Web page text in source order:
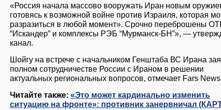
«Россия начала массово вооружать Иран новым
готовясь к возможной войне против Израиля, которая
разразиться в любой момент». Срочно переброшены
“Искандер” и комплексы РЭБ “Мурманск-БН”», —
канал.
Шойгу на встрече с начальником Генштаба ВС Ирана
полном сотрудничестве России с Ираном в решении
актуальных региональных вопросов, отмечает Fars
Читайте также: «Это может кардинально изменить
ситуацию на фронте»: противник занервничал